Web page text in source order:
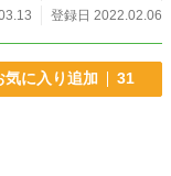
登録日 2022.02.06
気に入り追加 31